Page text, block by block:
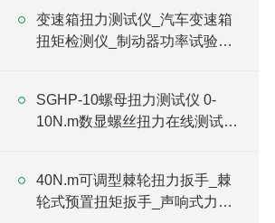
变速箱扭力测试仪_汽车变速箱
扭矩检测仪_制动器功率试验台
SGHP-10螺母扭力测试仪 0-
10N.m数显螺丝扭力在线测试仪
40N.m可调型棘轮扭力扳手_棘
轮式预置扭矩扳手_声响式力矩